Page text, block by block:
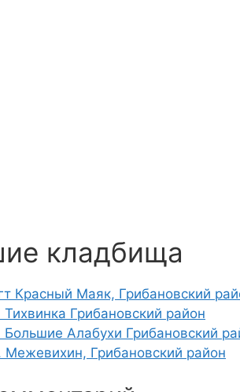
кладбища
Красный Маяк, Грибановский
Грибановский район
Алабухи Грибановский
Грибановский район